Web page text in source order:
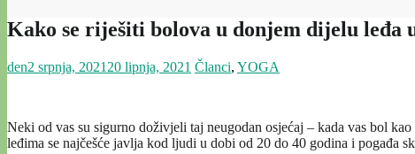
Kako se riješiti bolova u donjem dijelu leđa
den2 srpnja, 2021 20 lipnja, 2021 Članci, YOGA
Neki od vas su sigurno doživjeli taj neugodan osjećaj – kada vas bol
leđima se najčešće javlja kod ljudi u dobi od 20 do 40 godina i pogađa